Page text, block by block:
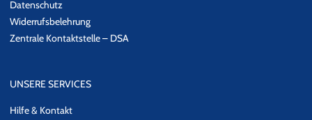
Datenschutz
Widerrufsbelehrung
Zentrale Kontaktstelle – DSA
UNSERE SERVICES
Hilfe & Kontakt